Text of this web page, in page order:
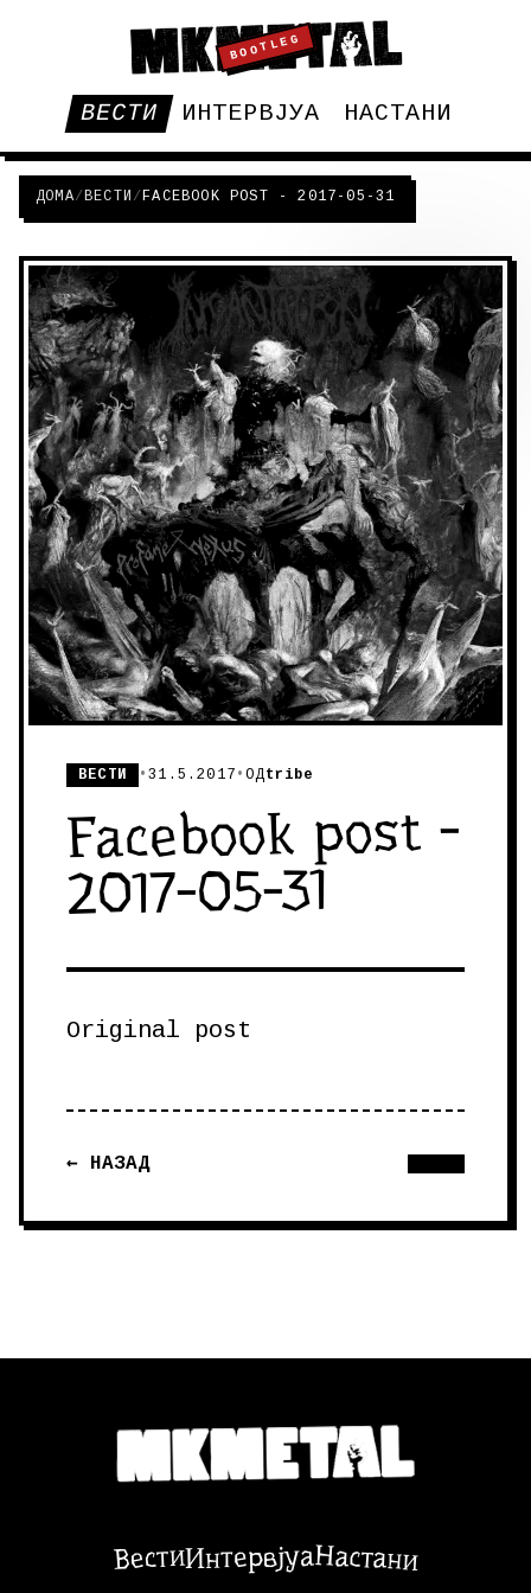
BOOTLEG
ВЕСТИ ИНТЕРВЈУА НАСТАНИ
ДОМА/ВЕСТИ /FACEBOOK POST - 2017-05-31
ВЕСТИ •31.5.2017 •ОДtribe
Facebook post -
2017-05-31
Original post
← НАЗАД
ВестиИнтервјуаНастани